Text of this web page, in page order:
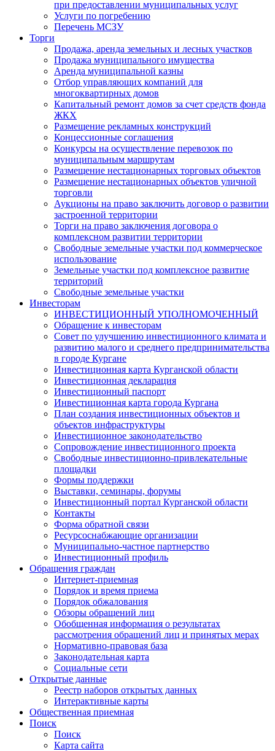
при предоставлении муниципальных услуг
Услуги по погребению
Перечень МСЗУ
Торги
Продажа, аренда земельных и лесных участков
Продажа муниципального имущества
Аренда муниципальной казны
Отбор управляющих компаний для
многоквартирных домов
Капитальный ремонт домов за счет средств фонда
ЖКХ
Размещение рекламных конструкций
Концессионные соглашения
Конкурсы на осуществление перевозок по
муниципальным маршрутам
Размещение нестационарных торговых объектов
Размещение нестационарных объектов уличной
торговли
Аукционы на право заключить договор о развитии
застроенной территории
Торги на право заключения договора о
комплексном развитии территории
Свободные земельные участки под коммерческое
использование
Земельные участки под комплексное развитие
территорий
Свободные земельные участки
Инвесторам
ИНВЕСТИЦИОННЫЙ УПОЛНОМОЧЕННЫЙ
Обращение к инвесторам
Совет по улучшению инвестиционного климата и
развитию малого и среднего предпринимательства
в городе Кургане
Инвестиционная карта Курганской области
Инвестиционная декларация
Инвестиционный паспорт
Инвестиционная карта города Кургана
План создания инвестиционных объектов и
объектов инфраструктуры
Инвестиционное законодательство
Сопровождение инвестиционного проекта
Свободные инвестиционно-привлекательные
площадки
Формы поддержки
Выставки, семинары, форумы
Инвестиционный портал Курганской области
Контакты
Форма обратной связи
Ресурсоснабжающие организации
Муниципально-частное партнерство
Инвестиционный профиль
Обращения граждан
Интернет-приемная
Порядок и время приема
Порядок обжалования
Обзоры обращений лиц
Обобщенная информация о результатах
рассмотрения обращений лиц и принятых мерах
Нормативно-правовая база
Законодательная карта
Социальные сети
Открытые данные
Реестр наборов открытых данных
Интерактивные карты
Общественная приемная
Поиск
Поиск
Карта сайта